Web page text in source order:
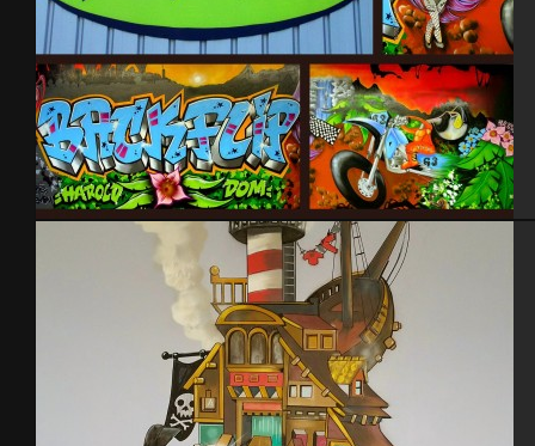
Garage Back Flip 2006